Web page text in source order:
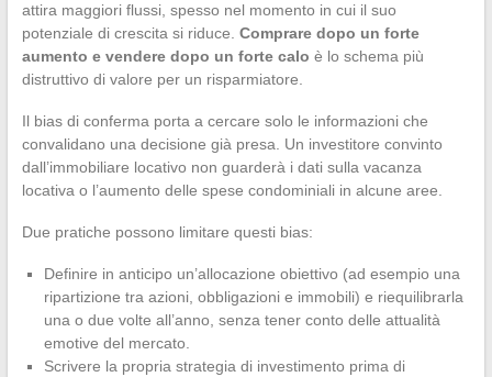
attira maggiori flussi, spesso nel momento in cui il suo
potenziale di crescita si riduce. Comprare dopo un forte
aumento e vendere dopo un forte calo è lo schema più
distruttivo di valore per un risparmiatore.
Il bias di conferma porta a cercare solo le informazioni che
convalidano una decisione già presa. Un investitore convinto
dall’immobiliare locativo non guarderà i dati sulla vacanza
locativa o l’aumento delle spese condominiali in alcune aree.
Due pratiche possono limitare questi bias:
Definire in anticipo un’allocazione obiettivo (ad esempio una
ripartizione tra azioni, obbligazioni e immobili) e riequilibrarla
una o due volte all’anno, senza tener conto delle attualità
emotive del mercato.
Scrivere la propria strategia di investimento prima di